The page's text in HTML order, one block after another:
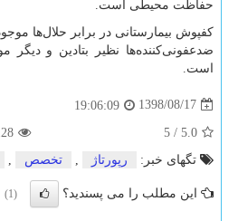
حفاظت محیطی است.
کفپوش بیمارستانی در برابر حلال‌ها
ضدعفونی‌کننده‌ها نظیر بتادین و دیگر
است.
1398/08/17
19:06:09
5.0
/
5
تگهای خبر:
رپورتاژ تخصص
این مطلب را می پسندید؟ (1)